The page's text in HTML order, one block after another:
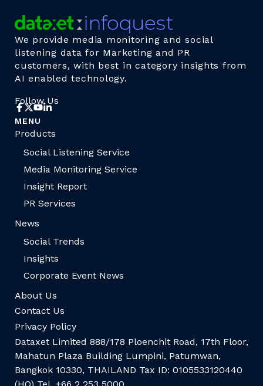
We provide media monitoring and social
listening data for Marketing and PR
customers, with best in category insights from
AI enabled technology.
Follow Us
MENU
Products
Social Listening Service
Media Monitoring Service
Insight Report
PR Services
News
Social Trends
Insights
Corporate Event News
About Us
Contact Us
Privacy Policy
Dataxet Limited 888/178 Ploenchit Road, 17th Floor,
Mahatun Plaza Building Lumpini, Patumwan,
Bangkok 10330, THAILAND Tax ID: 0105533120440